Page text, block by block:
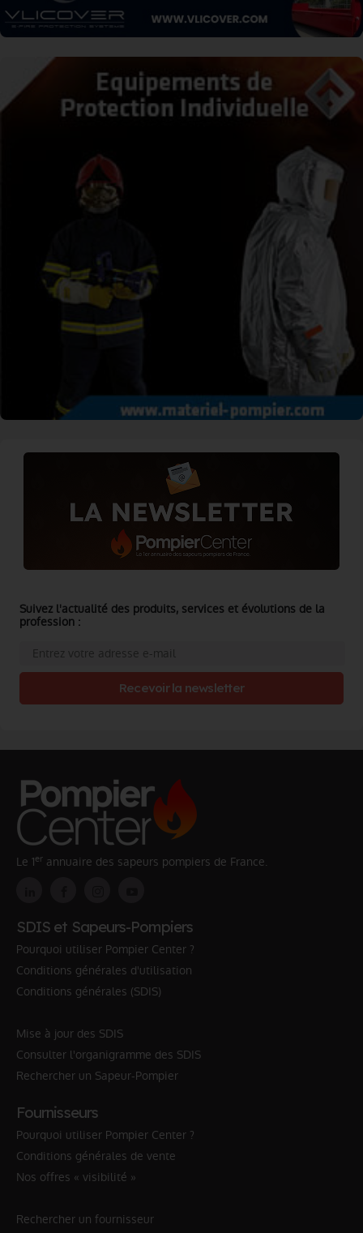
Suivez l'actualité des produits, services et évolutions de la
profession :
Recevoir la newsletter
Le 1er annuaire des sapeurs pompiers de France.
SDIS et Sapeurs-Pompiers
Pourquoi utiliser Pompier Center ?
Conditions générales d'utilisation
Conditions générales (SDIS)
Mise à jour des SDIS
Consulter l'organigramme des SDIS
Rechercher un Sapeur-Pompier
Fournisseurs
Pourquoi utiliser Pompier Center ?
Conditions générales de vente
Nos offres « visibilité »
Rechercher un fournisseur